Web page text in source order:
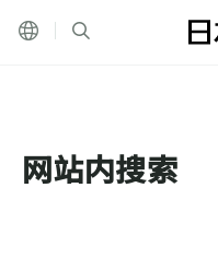
Language
网站内搜索